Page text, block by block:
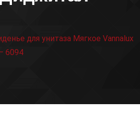
для унитаза Мягкое Vannalux
6094